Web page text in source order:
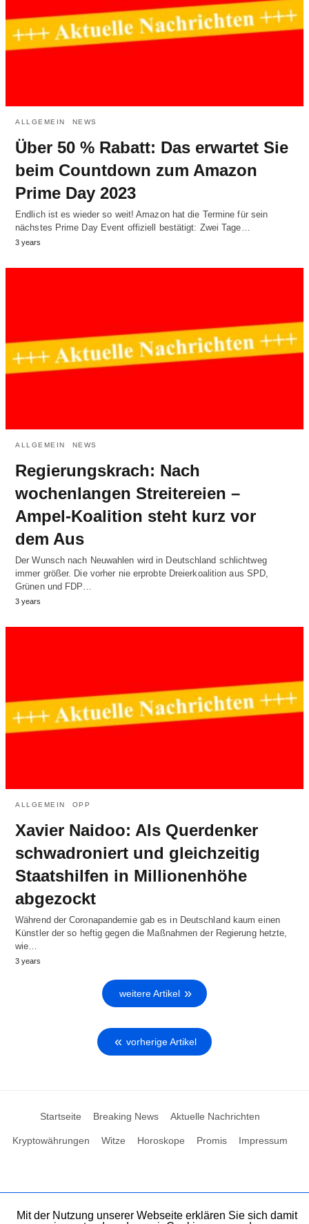
ALLGEMEIN NEWS
Über 50 % Rabatt: Das erwartet Sie
beim Countdown zum Amazon
Prime Day 2023
Endlich ist es wieder so weit! Amazon hat die Termine für sein
nächstes Prime Day Event offiziell bestätigt: Zwei Tage…
3 years
ALLGEMEIN NEWS
Regierungskrach: Nach
wochenlangen Streitereien –
Ampel-Koalition steht kurz vor
dem Aus
Der Wunsch nach Neuwahlen wird in Deutschland schlichtweg
immer größer. Die vorher nie erprobte Dreierkoalition aus SPD,
Grünen und FDP…
3 years
ALLGEMEIN OPP
Xavier Naidoo: Als Querdenker
schwadroniert und gleichzeitig
Staatshilfen in Millionenhöhe
abgezockt
Während der Coronapandemie gab es in Deutschland kaum einen
Künstler der so heftig gegen die Maßnahmen der Regierung hetzte,
wie…
3 years
weitere Artikel
vorherige Artikel
Startseite Breaking News Aktuelle Nachrichten
Kryptowährungen Witze Horoskope Promis Impressum
Mit der Nutzung unserer Webseite erklären Sie sich damit